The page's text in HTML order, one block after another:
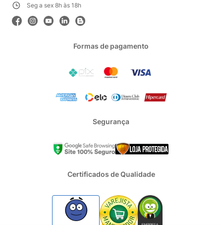
Seg a sex 8h às 18h
Formas de pagamento
Segurança
Certificados de Qualidade